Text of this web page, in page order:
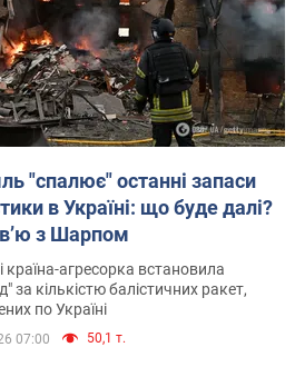
"спалює" останні запаси
в Україні: що буде далі?
з Шарпом
країна-агресорка встановила
за кількістю балістичних ракет,
по Україні
07:00 50,1 т.